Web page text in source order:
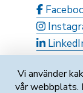
Vi använder
vår webbplats.